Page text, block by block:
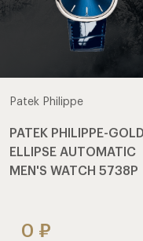
Patek Philippe
PATEK PHILIPPE-
ELLIPSE AUTOMATIC
MEN'S WATCH 5738P
0